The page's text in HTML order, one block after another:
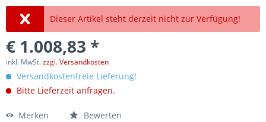
Dieser Artikel steht derzeit nicht zur Verfügung!
€ 1.008,83 *
inkl. MwSt.zzgl. Versandkosten
Versandkostenfreie Lieferung!
Bitte Lieferzeit anfragen.
Merken Bewerten